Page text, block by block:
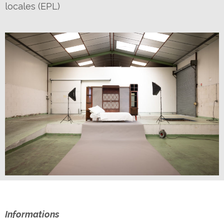
locales (EPL)
Informations